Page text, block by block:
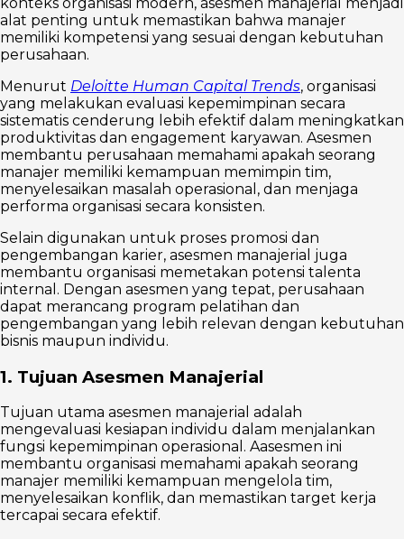
alat penting untuk memastikan bahwa manajer
memiliki kompetensi yang sesuai dengan kebutuhan
perusahaan.
Menurut Deloitte Human Capital Trends, organisasi
yang melakukan evaluasi kepemimpinan secara
sistematis cenderung lebih efektif dalam meningkatkan
produktivitas dan engagement karyawan. Asesmen
membantu perusahaan memahami apakah seorang
manajer memiliki kemampuan memimpin tim,
menyelesaikan masalah operasional, dan menjaga
performa organisasi secara konsisten.
Selain digunakan untuk proses promosi dan
pengembangan karier, asesmen manajerial juga
membantu organisasi memetakan potensi talenta
internal. Dengan asesmen yang tepat, perusahaan
dapat merancang program pelatihan dan
pengembangan yang lebih relevan dengan kebutuhan
bisnis maupun individu.
1. Tujuan Asesmen Manajerial
Tujuan utama asesmen manajerial adalah
mengevaluasi kesiapan individu dalam menjalankan
fungsi kepemimpinan operasional. Aasesmen ini
membantu organisasi memahami apakah seorang
manajer memiliki kemampuan mengelola tim,
menyelesaikan konflik, dan memastikan target kerja
tercapai secara efektif.